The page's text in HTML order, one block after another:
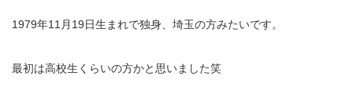
1979年11月19日生まれで独身、埼玉の方みたいです。
最初は高校生くらいの方かと思いました笑